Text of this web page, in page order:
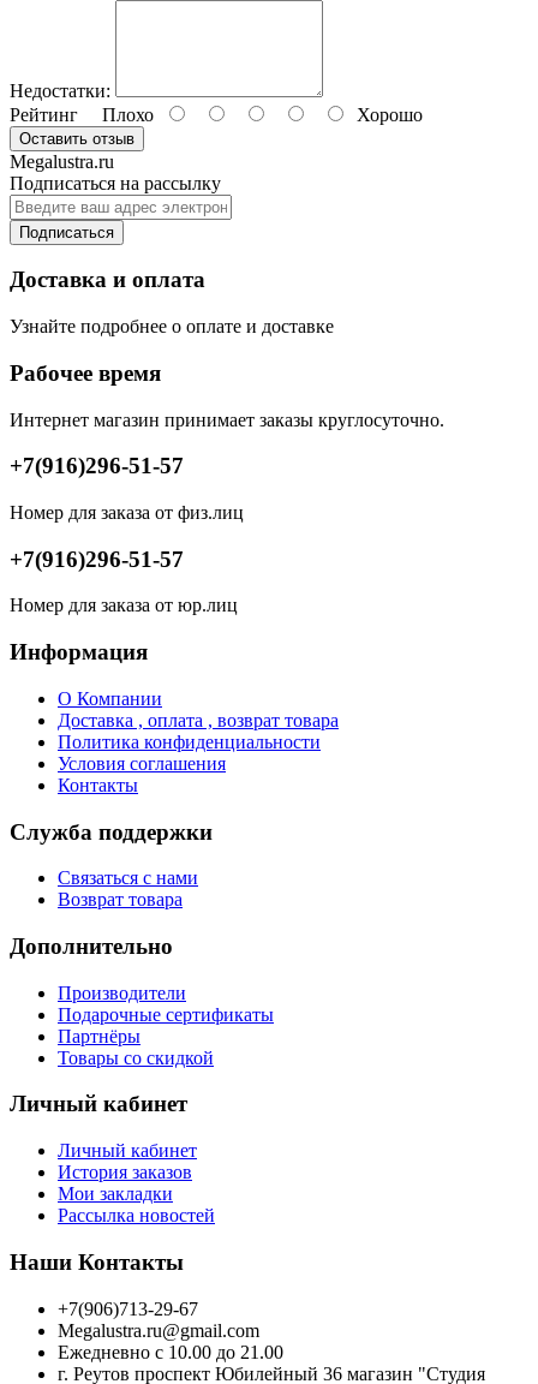
Недостатки:
Рейтинг Плохо Хорошо
Оставить отзыв
Megalustra.ru
Подписаться на рассылку
Подписаться
Доставка и оплата
Узнайте подробнее о оплате и доставке
Рабочее время
Интернет магазин принимает заказы круглосуточно.
+7(916)296-51-57
Номер для заказа от физ.лиц
+7(916)296-51-57
Номер для заказа от юр.лиц
Информация
О Компании
Доставка , оплата , возврат товара
Политика конфиденциальности
Условия соглашения
Контакты
Служба поддержки
Связаться с нами
Возврат товара
Дополнительно
Производители
Подарочные сертификаты
Партнёры
Товары со скидкой
Личный кабинет
Личный кабинет
История заказов
Мои закладки
Рассылка новостей
Наши Контакты
+7(906)713-29-67
Megalustra.ru@gmail.com
Ежедневно с 10.00 до 21.00
г. Реутов проспект Юбилейный 36 магазин "Студия